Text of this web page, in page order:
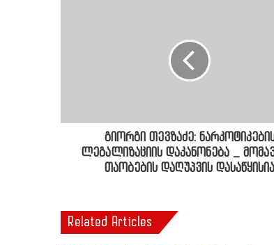
გიორგი თევზაძე:
ლეგალიზაციის დაკანონება _
თაობების დაღუპვის დასაწყისია
Related Articles